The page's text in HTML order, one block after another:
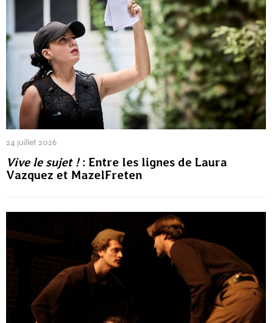
24 juillet 2026
Vive le sujet !: Entre les lignes de Laura
Vazquez et MazelFreten